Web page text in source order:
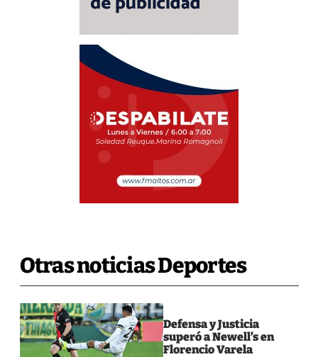
Otras noticias Deportes
Defensa y Justicia
superó a Newell’s en
Florencio Varela